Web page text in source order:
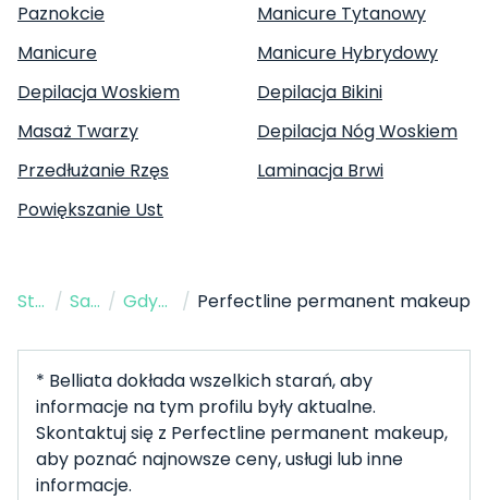
Paznokcie
Manicure Tytanowy
Manicure
Manicure Hybrydowy
Depilacja Woskiem
Depilacja Bikini
Masaż Twarzy
Depilacja Nóg Woskiem
Przedłużanie Rzęs
Laminacja Brwi
Powiększanie Ust
Strona Główna / Salon Kosmetyczny / Gdynia / Perfectline permanent makeup
* Belliata dokłada wszelkich starań, aby
informacje na tym profilu były aktualne.
Skontaktuj się z Perfectline permanent makeup,
aby poznać najnowsze ceny, usługi lub inne
informacje.